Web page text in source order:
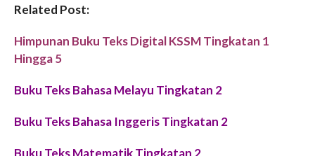
Related Post:
Himpunan Buku Teks Digital KSSM Tingkatan 1
Hingga 5
Buku Teks Bahasa Melayu Tingkatan 2
Buku Teks Bahasa Inggeris Tingkatan 2